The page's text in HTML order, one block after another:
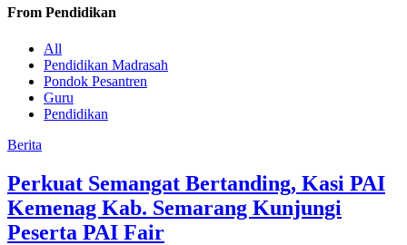
From Pendidikan
All
Pendidikan Madrasah
Pondok Pesantren
Guru
Pendidikan
Berita
Perkuat Semangat Bertanding, Kasi PAI
Kemenag Kab. Semarang Kunjungi
Peserta PAI Fair